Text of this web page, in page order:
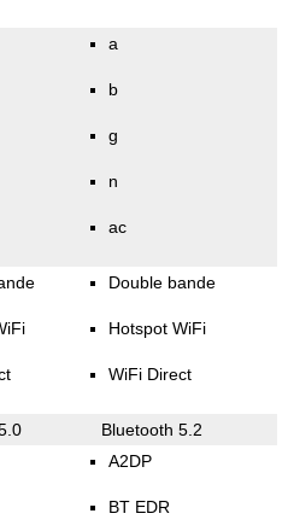
a
b
g
n
ac
Double bande
Hotspot WiFi
WiFi Direct
Bluetooth 5.2
A2DP
BT EDR